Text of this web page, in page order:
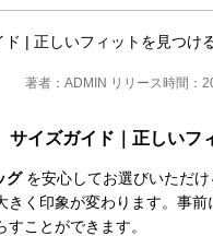
ド | 正しいフィットを見つけ
著者：ADMIN リリース時間：
サイズガイド｜正しいフ
グ を安心してお選びいただけ
く印象が変わります。事
ことができます。